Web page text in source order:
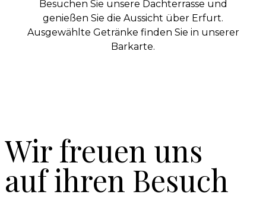
Besuchen Sie unsere Dachterrasse und
genießen Sie die Aussicht über Erfurt.
Ausgewählte Getränke finden Sie in unserer
Barkarte.
Wir freuen uns
auf ihren Besuch